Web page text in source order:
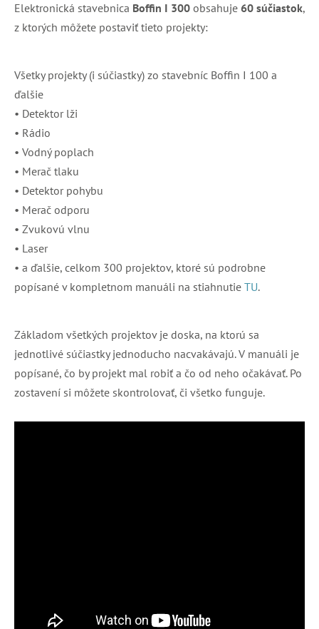
Elektronická stavebnica Boffin I 300 obsahuje 60 súčiastok,
z ktorých môžete postaviť tieto projekty:
Všetky projekty (i súčiastky) zo stavebníc Boffin I 100 a
ďalšie
• Detektor lži
• Rádio
• Vodný poplach
• Merač tlaku
• Detektor pohybu
• Merač odporu
• Zvukovú vlnu
• Laser
• a ďalšie, celkom 300 projektov, ktoré sú podrobne
popísané v kompletnom manuáli na stiahnutie TU.
Základom všetkých projektov je doska, na ktorú sa
jednotlivé súčiastky jednoducho nacvakávajú. V manuáli je
popísané, čo by projekt mal robiť a čo od neho očakávať. Po
zostavení si môžete skontrolovať, či všetko funguje.